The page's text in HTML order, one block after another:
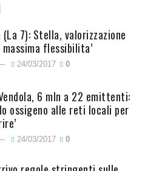
(La 7): Stella, valorizzazione
flessibilita’
24/03/2017 0
6 mln a 22 emittenti:
ossigeno alle reti locali per
24/03/2017 0